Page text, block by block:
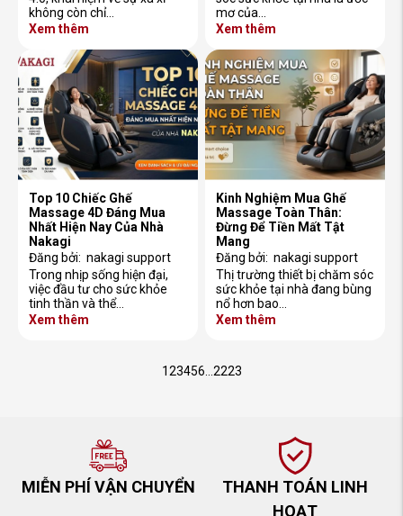
không còn chỉ…
Xem thêm
mơ của…
Xem thêm
Top 10 Chiếc Ghế
Massage 4D Đáng Mua
Nhất Hiện Nay Của Nhà
Nakagi
Đăng bởi: nakagi support
Trong nhịp sống hiện đại,
việc đầu tư cho sức khỏe
tinh thần và thể…
Xem thêm
Kinh Nghiệm Mua Ghế
Massage Toàn Thân:
Đừng Để Tiền Mất Tật
Mang
Đăng bởi: nakagi support
Thị trường thiết bị chăm sóc
sức khỏe tại nhà đang bùng
nổ hơn bao…
Xem thêm
123456 2223
MIỄN PHÍ VẬN CHUYỂN
THANH TOÁN LINH
HOẠT